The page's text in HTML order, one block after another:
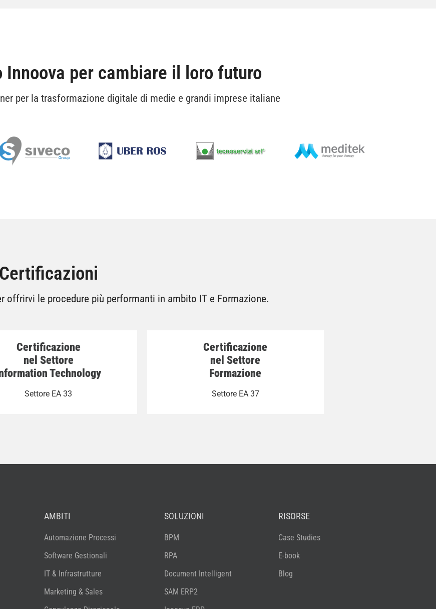
Innoova per cambiare il loro futuro
per la trasformazione digitale di medie e grandi imprese italiane
Certificazioni
offrirvi le procedure più performanti in ambito IT e Formazione.
Certificazione
nel Settore
Technology
Settore EA 33
Certificazione
nel Settore
Formazione
Settore EA 37
AMBITI
Automazione Processi
Software Gestionali
IT & Infrastrutture
Marketing & Sales
SOLUZIONI
BPM
RPA
Document Intelligent
SAM ERP2
RISORSE
Case Studies
E-book
Blog